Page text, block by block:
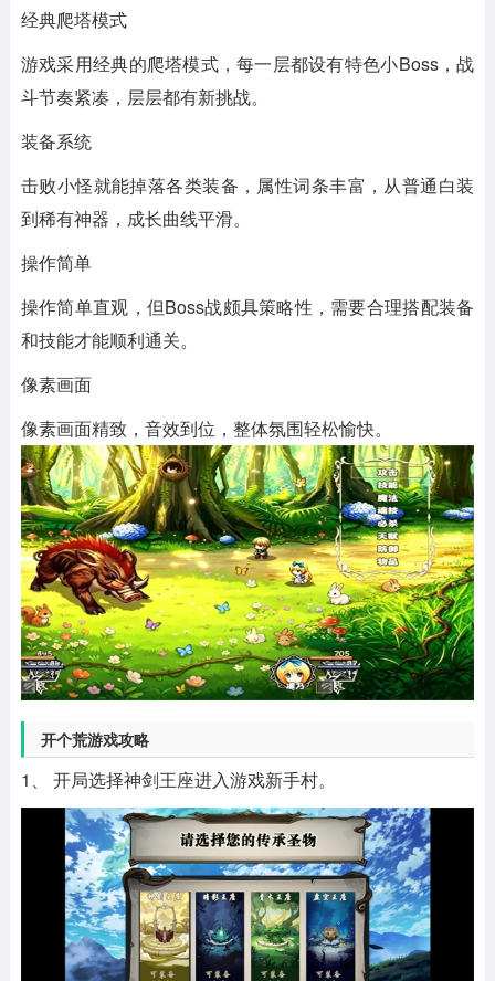
经典爬塔模式
游戏采用经典的爬塔模式，每一层都设有特色小Boss，战
斗节奏紧凑，层层都有新挑战。
装备系统
击败小怪就能掉落各类装备，属性词条丰富，从普通白装
到稀有神器，成长曲线平滑。
操作简单
操作简单直观，但Boss战颇具策略性，需要合理搭配装备
和技能才能顺利通关。
像素画面
像素画面精致，音效到位，整体氛围轻松愉快。
开个荒游戏攻略
1、 开局选择神剑王座进入游戏新手村。